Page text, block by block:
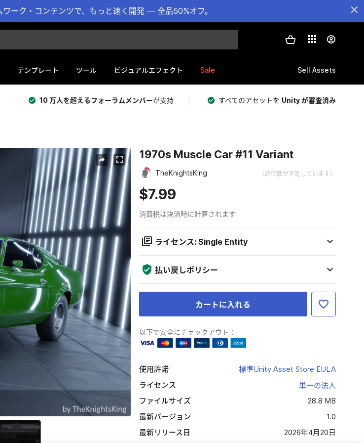
ーク・コンテンツで、もっと速く開発 — 全品50%オフ。
テンプレート ツール ビジュアルエフェクト Sale Sell Assets
10 万人を超えるフォーラムメンバーが支持 すべてのアセットを Unity が審査済み
1970s Muscle Car #11 Variant
TheKnightsKing （評価数が不足しています）
$7.99
消費税は決済時に計算されます
ライセンス: Single Entity
払い戻しポリシー
カートに入れる
以下で安全にチェックアウト：
使用許諾
標準Unity Asset Store EULA
ライセンス
単一の法人
ファイルサイズ
28.8 MB
最新バージョン
1.0
最新リリース日
2026年4月20日